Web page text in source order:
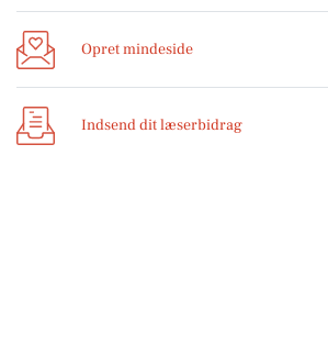
Opret mindeside
Indsend dit læserbidrag